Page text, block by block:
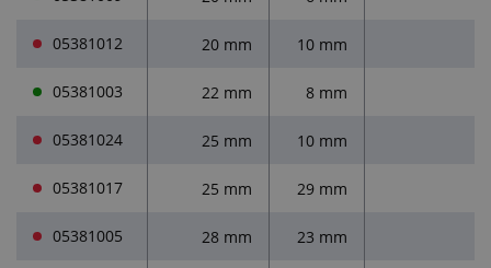
05381012 20 mm 10 mm
05381003 22 mm 8 mm
05381024 25 mm 10 mm
05381017 25 mm 29 mm
05381005 28 mm 23 mm